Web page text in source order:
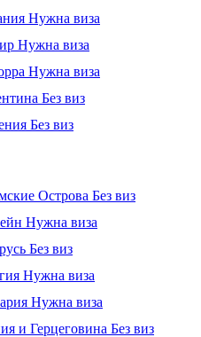
Нужна виза
Нужна виза
Нужна виза
Без виз
Без виз
Острова Без виз
Нужна виза
Без виз
Нужна виза
Нужна виза
и Герцеговина Без виз